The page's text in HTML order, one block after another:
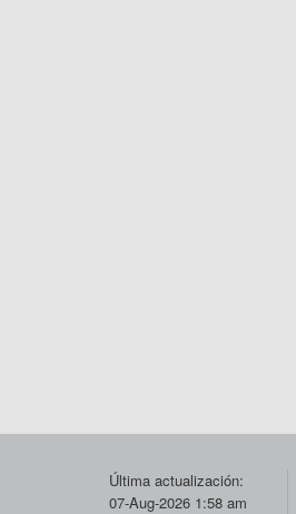
Última actualización:
07-Aug-2026 1:58 am